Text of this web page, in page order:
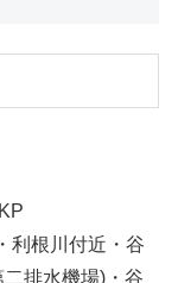
利根川付近・谷
排水機場)・谷